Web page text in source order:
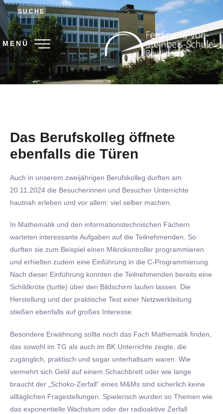
SUCHE
MENÜ
Das Berufskolleg öffnete
ebenfalls die Türen
Auch in unserem zweijährigen Berufskolleg durften am
20.11.2024 die Besucherinnen und Besucher Unterrichte
hautnah erleben und vor allem: viel selber machen.
In Mathematik und den informationstechnischen Fächern
warteten interessante Aufgaben auf die Teilnehmenden. So
durften sie zum Beispiel einen Mikrokontroller programmieren
und erhielten zudem eine Einführung in die C-Programmierung.
Nach dieser Einführung konnten die Teilnehmenden bereits eine
Schildkröte (turtle) über den Bildschirm laufen lassen. Die
Herstellung und der praktische Test einer Netzwerkleitung
stießen ebenfalls auf großes Interesse.
Besondere Erwähnung sollte noch das Fach Mathematik finden,
das sowohl im TG als auch im BK Unterrichte zeigte, die
zugänglich, praktisch und sogar unterhaltsam waren. Wie
vermehrt sich Geld auf einem Schachbrett oder wie lange
braucht der „Schoko-Zerfall“ eines M&Ms sind sicherlich keine
alltäglichen Fragestellungen. Spielerisch wurden so Themen wie
das exponentielle Wachstum oder der radioaktive Zerfall